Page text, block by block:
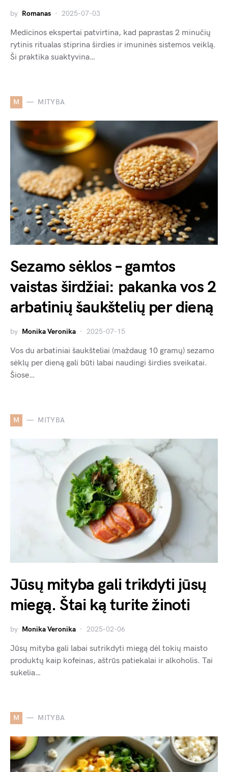
by Romanas 2025-07-03
Medicinos ekspertai patvirtina, kad paprastas 2 minučių
rytinis ritualas stiprina širdies ir imuninės sistemos veiklą.
Ši praktika suaktyvina…
M MITYBA
Sezamo sėklos – gamtos
vaistas širdžiai: pakanka vos 2
arbatinių šaukštelių per dieną
by Monika Veronika 2025-07-15
Vos du arbatiniai šaukšteliai (maždaug 10 gramų) sezamo
sėklų per dieną gali būti labai naudingi širdies sveikatai.
Šiose…
M MITYBA
Jūsų mityba gali trikdyti jūsų
miegą. Štai ką turite žinoti
by Monika Veronika 2025-02-06
Jūsų mityba gali labai sutrikdyti miegą dėl tokių maisto
produktų kaip kofeinas, aštrūs patiekalai ir alkoholis. Tai
sukelia…
M MITYBA